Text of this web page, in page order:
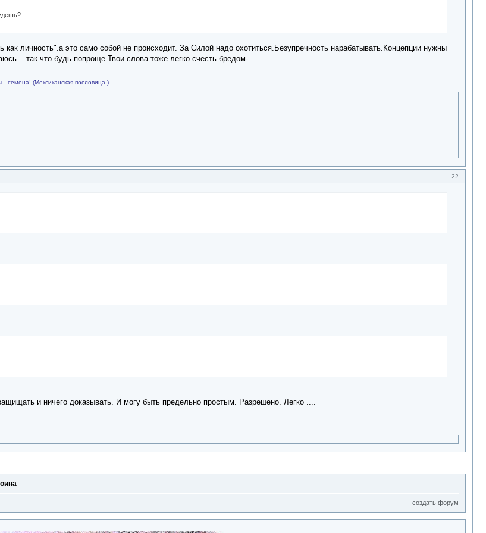
личность".а это само собой не происходит. За Силой надо охотиться.Безупречность нарабатывать.Концепции нужны
что будь попроще.Твои слова тоже легко счесть бредом-
семена! (Мексиканская пословица )
22
и ничего доказывать. И могу быть предельно простым. Разрешено. Легко ....
создать форум